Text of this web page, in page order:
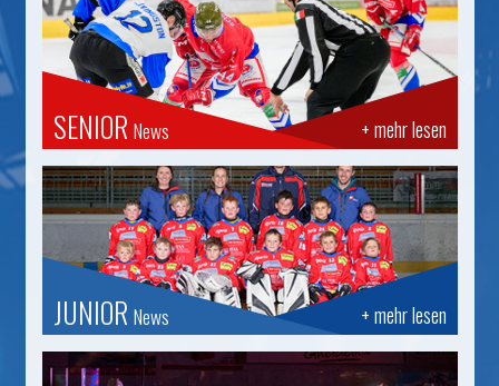
+ mehr lesen
SENIOR News
+ mehr lesen
JUNIOR News